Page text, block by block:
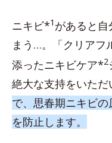
ニキビ*1 があると自
まう…。「クリアフ
添ったニキビケア*2
絶大な支持をいただ
で、思春期ニキビ
を防止します。